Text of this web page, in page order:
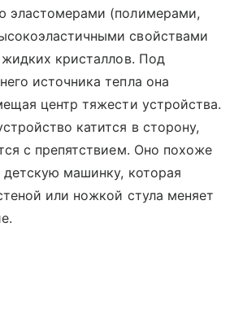
эластомерами (полимерами,
свойствами
кристаллов. Под
источника тепла она
центр тяжести устройства.
катится в сторону,
с препятствием. Оно похоже
машинку, которая
или ножкой стула меняет